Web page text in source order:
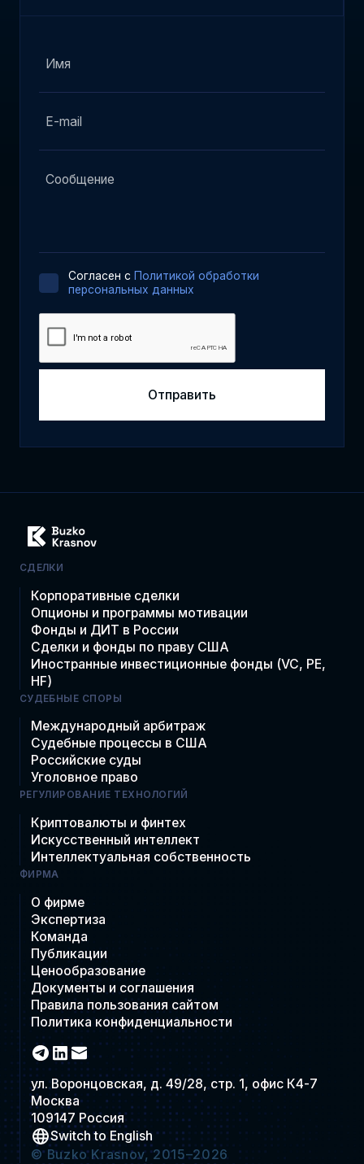
Cогласен с Политикой обработки
персональных данных
СДЕЛКИ
Корпоративные сделки
Опционы и программы мотивации
Фонды и ДИТ в России
Сделки и фонды по праву США
Иностранные инвестиционные фонды (VC, PE,
HF)
СУДЕБНЫЕ СПОРЫ
Международный арбитраж
Судебные процессы в США
Российские суды
Уголовное право
РЕГУЛИРОВАНИЕ ТЕХНОЛОГИЙ
Криптовалюты и финтех
Искусственный интеллект
Интеллектуальная собственность
ФИРМА
О фирме
Экспертиза
Команда
Публикации
Ценообразование
Документы и соглашения
Правила пользования сайтом
Политика конфиденциальности
ул. Воронцовская, д. 49/28, стр. 1, офис К4-7
Москва
109147 Россия
Switch to English
© Buzko Krasnov, 2015–2026